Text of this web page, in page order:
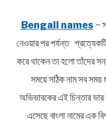
Bengali names~
নেওয়ার পর পর্যন্ত প্রত্যেকটি
করে থাকেন তা হলো তাঁদের
সময়ে সঠিক নাম সব সময়
অভিভাবকের এই চিন্তার
এসেছে বাংলা নামের